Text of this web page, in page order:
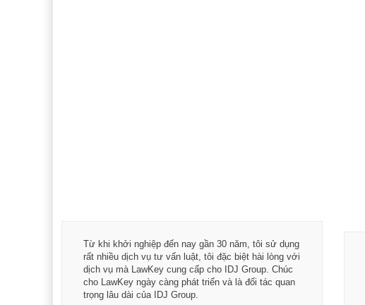
Từ khi khởi nghiệp đến nay gần 30 năm, tôi sử dụng
rất nhiều dịch vụ tư vấn luật, tôi đặc biệt hài lòng với
dịch vụ mà LawKey cung cấp cho IDJ Group. Chúc
cho LawKey ngày càng phát triển và là đối tác quan
trọng lâu dài của IDJ Group.